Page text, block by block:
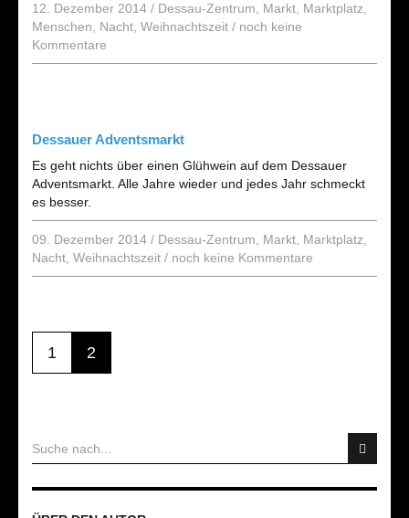
12. Dezember 2014 / Dessau-Zentrum Markt Marktplatz
Menschen
Nacht Weihnachtszeit / noch keine
Kommentare
Dessauer Adventsmarkt
Es geht nichts über einen Glühwein auf dem Dessauer
Adventsmarkt. Alle Jahre wieder und jedes Jahr schmeckt
es besser.
09. Dezember 2014 / Dessau-Zentrum Markt Marktplatz
Nacht Weihnachtszeit / noch keine Kommentare
1 2